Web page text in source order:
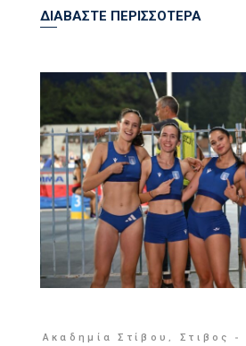
ΔΙΑΒΑΣΤΕ ΠΕΡΙΣΣΟΤΕΡΑ
Ακαδημία Στίβου , Στιβος